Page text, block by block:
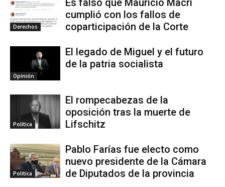
Derechos
cumplió con los fallos de
coparticipación de la Corte
Opinión
El legado de Miguel y el futuro
de la patria socialista
Política
El rompecabezas de la
oposición tras la muerte de
Lifschitz
Política
Pablo Farías fue electo como
nuevo presidente de la Cámara
de Diputados de la provincia